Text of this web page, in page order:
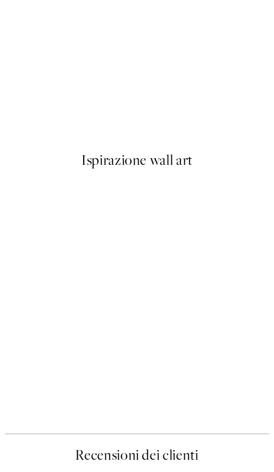
Ispirazione wall art
Recensioni dei clienti